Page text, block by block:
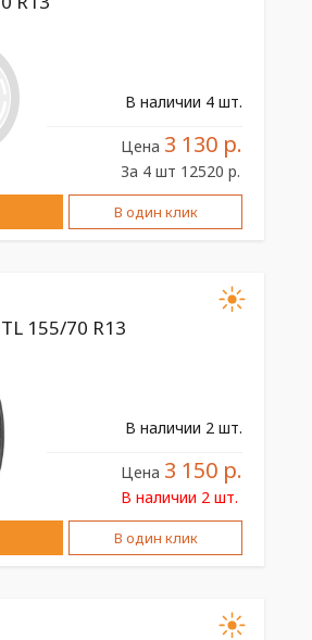
В наличии 4 шт.
Цена 3 130 р.
За 4 шт 12520 р.
В один клик
155/70 R13
В наличии 2 шт.
Цена 3 150 р.
В наличии 2 шт.
В один клик